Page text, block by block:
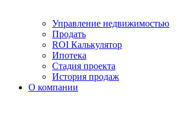
Управление недвижимостью
Продать
ROI Калькулятор
Ипотека
Стадия проекта
История продаж
О компании